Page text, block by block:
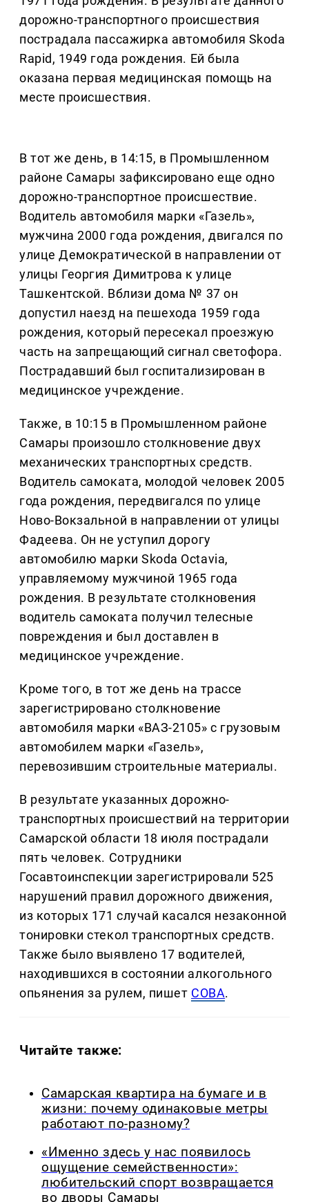
дорожно-транспортного происшествия
пострадала пассажирка автомобиля Skoda
Rapid, 1949 года рождения. Ей была
оказана первая медицинская помощь на
месте происшествия.
В тот же день, в 14:15, в Промышленном
районе Самары зафиксировано еще одно
дорожно-транспортное происшествие.
Водитель автомобиля марки «Газель»,
мужчина 2000 года рождения, двигался по
улице Демократической в направлении от
улицы Георгия Димитрова к улице
Ташкентской. Вблизи дома № 37 он
допустил наезд на пешехода 1959 года
рождения, который пересекал проезжую
часть на запрещающий сигнал светофора.
Пострадавший был госпитализирован в
медицинское учреждение.
Также, в 10:15 в Промышленном районе
Самары произошло столкновение двух
механических транспортных средств.
Водитель самоката, молодой человек 2005
года рождения, передвигался по улице
Ново-Вокзальной в направлении от улицы
Фадеева. Он не уступил дорогу
автомобилю марки Skoda Octavia,
управляемому мужчиной 1965 года
рождения. В результате столкновения
водитель самоката получил телесные
повреждения и был доставлен в
медицинское учреждение.
Кроме того, в тот же день на трассе
зарегистрировано столкновение
автомобиля марки «ВАЗ-2105» с грузовым
автомобилем марки «Газель»,
перевозившим строительные материалы.
В результате указанных дорожно-
транспортных происшествий на территории
Самарской области 18 июля пострадали
пять человек. Сотрудники
Госавтоинспекции зарегистрировали 525
нарушений правил дорожного движения,
из которых 171 случай касался незаконной
тонировки стекол транспортных средств.
Также было выявлено 17 водителей,
находившихся в состоянии алкогольного
опьянения за рулем, пишет СОВА.
Читайте также:
Самарская квартира на бумаге и в
жизни: почему одинаковые метры
работают по-разному?
«Именно здесь у нас появилось
ощущение семейственности»:
любительский спорт возвращается
во дворы Самары